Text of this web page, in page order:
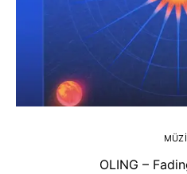
OLING –